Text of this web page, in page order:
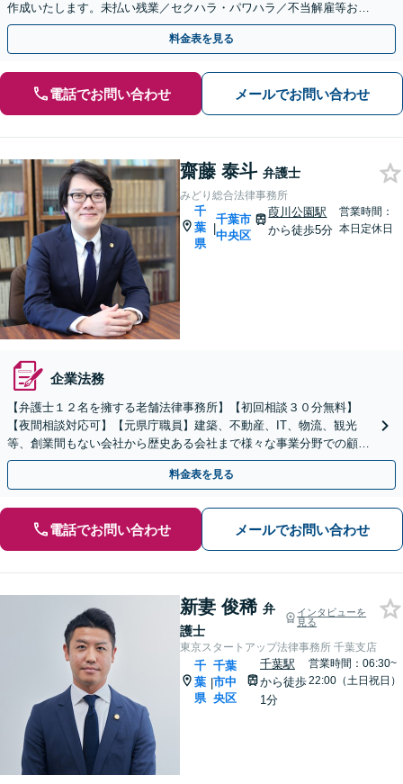
作成いたします。未払い残業／セクハラ・パワハラ／不当解雇等お任
せください【オンライン相談対応】
料金表を見る
電話でお問い合わせ メールでお問い合わせ
齋藤 泰斗 弁護士
みどり総合法律事務所
千
葉
県
|
千葉市
中央区
葭川公園駅
から徒歩5分
営業時間：
本日定休日
企業法務
【弁護士１２名を擁する老舗法律事務所】【初回相談３０分無料】
【夜間相談対応可】【元県庁職員】建築、不動産、IT、物流、観光
等、創業間もない会社から歴史ある会社まで様々な事業分野での顧問
業務経験が豊富です。
料金表を見る
電話でお問い合わせ メールでお問い合わせ
新妻 俊稀 弁
護士
インタビューを
見る
東京スタートアップ法律事務所 千葉支店
千
葉
県
|
千葉
市中
央区
千葉駅
から徒歩
1分
営業時間：06:30~
22:00（土日祝日）